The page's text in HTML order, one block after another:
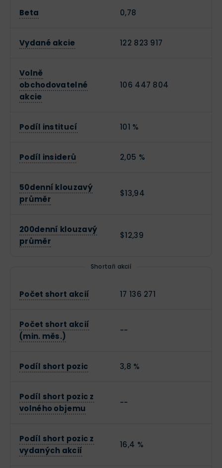
Beta 0,78
Vydané akcie 122 823 917
Volně
obchodovatelné
akcie
106 447 804
Podíl institucí 101 %
Podíl insiderů 2,05 %
50denní klouzavý
průměr
$13,94
200denní klouzavý
průměr
$12,39
Shortaři akcií
Počet short akcií 17 136 271
Počet short akcií
(min. měs.)
--
Podíl short pozic 3,8 %
Podíl short pozic z
volného objemu
--
Podíl short pozic z
vydaných akcií
16,4 %